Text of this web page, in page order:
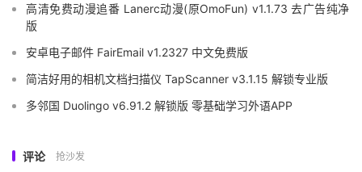
高清免费动漫追番 Lanerc动漫(原OmoFun) v1.1.73 去广告纯净
版
安卓电子邮件 FairEmail v1.2327 中文免费版
简洁好用的相机文档扫描仪 TapScanner v3.1.15 解锁专业版
多邻国 Duolingo v6.91.2 解锁版 零基础学习外语APP
评论 抢沙发